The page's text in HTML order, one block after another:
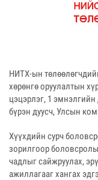
НИТХ-ын
хөрөнгө оруулалтын
цэцэрлэг, 1
бүрэн дуусч, Улсын
Хүүхдийн сурч
зорилгоор
чадлыг сайжруулах,
ажиллагааг хангах